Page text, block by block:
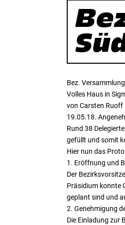
Bez.
Volles Haus in
von Carsten Ruoff
19.05.18.
Rund 38
gefüllt und somit
Hier nun das
1. Eröffnung und
Der
Präsidium konnte
geplant sind und
2. Genehmigung
Die Einladung zur